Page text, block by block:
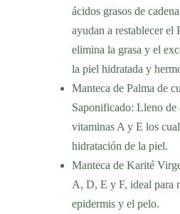
ácidos grasos de
ayudan a restablecer el
elimina la grasa y el
la piel hidratada y
Manteca de Palma de
Saponificado: Lleno de
vitaminas A y E los
hidratación de la piel.
Manteca de Karité
A, D, E y F, ideal para
epidermis y el pelo.